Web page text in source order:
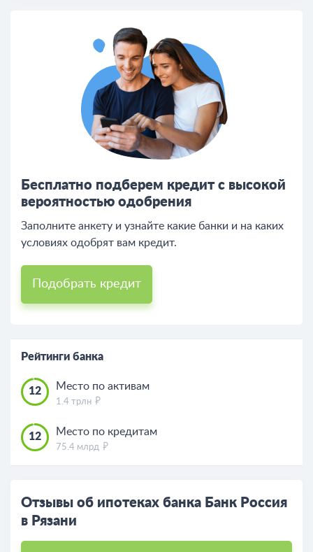
Бесплатно подберем кредит с высокой
вероятностью одобрения
Заполните анкету и узнайте какие банки и на каких
условиях одобрят вам кредит.
Подобрать кредит
Рейтинги банка
12 Место по активам
1.4 трлн
12 Место по кредитам
75.4 млрд
Отзывы об ипотеках банка Банк Россия
в Рязани